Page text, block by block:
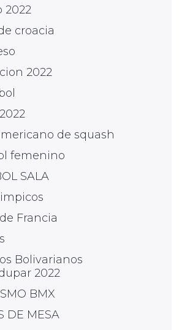
2022
croacia
2022
de squash
femenino
SALA
Francia
Bolivarianos
2022
BMX
DE MESA